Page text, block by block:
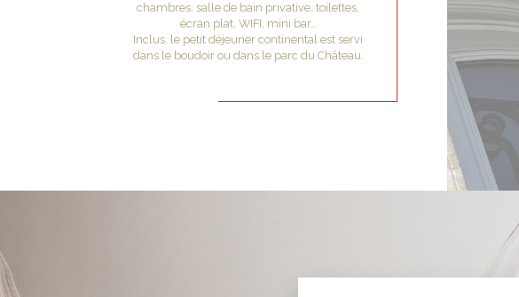
chambres: salle de bain privative, toilettes,
écran plat, WIFI, mini bar…
Inclus, le petit déjeuner continental est servi
dans le boudoir ou dans le parc du Château.